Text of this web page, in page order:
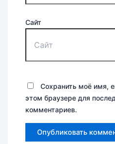
Сайт
Сохранить моё имя,
этом браузере для
комментариев.